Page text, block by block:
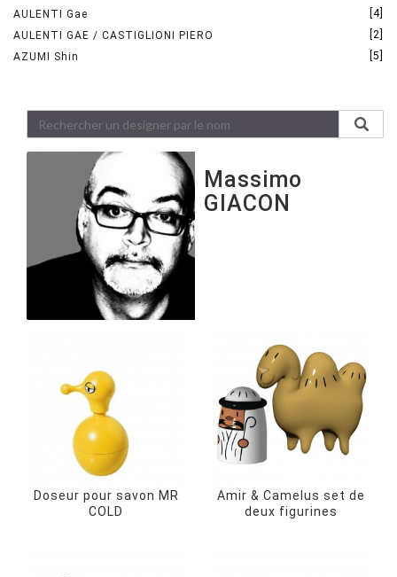
AULENTI Gae
[4]
AULENTI GAE / CASTIGLIONI PIERO
[2]
AZUMI Shin
[5]
Massimo
GIACON
Doseur pour savon MR
COLD
Amir & Camelus set de
deux figurines